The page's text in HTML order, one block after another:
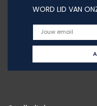
WORD LID VAN